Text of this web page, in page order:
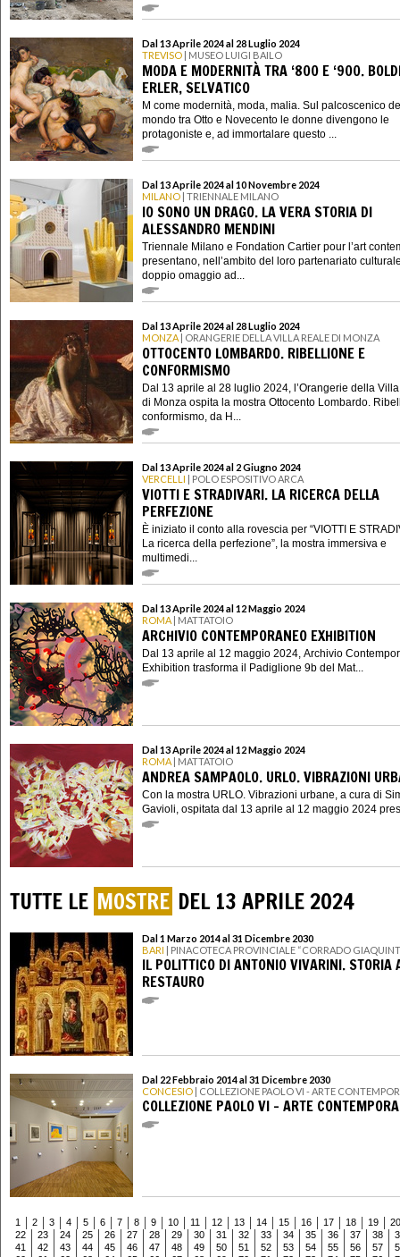
Dal 13 Aprile 2024 al 28 Luglio 2024
TREVISO | MUSEO LUIGI BAILO
MODA E MODERNITÀ TRA ‘800 E ‘900.
ERLER, SELVATICO
M come modernità, moda, malia. Sul palcoscenico
mondo tra Otto e Novecento le donne divengono le
protagoniste e, ad immortalare questo ...
Dal 13 Aprile 2024 al 10 Novembre 2024
MILANO | TRIENNALE MILANO
IO SONO UN DRAGO. LA VERA STORIA DI
ALESSANDRO MENDINI
Triennale Milano e Fondation Cartier pour l’art
presentano, nell’ambito del loro partenariato
doppio omaggio ad...
Dal 13 Aprile 2024 al 28 Luglio 2024
MONZA | ORANGERIE DELLA VILLA REALE DI MONZA
OTTOCENTO LOMBARDO. RIBELLIONE E
CONFORMISMO
Dal 13 aprile al 28 luglio 2024, l’Orangerie della
di Monza ospita la mostra Ottocento Lombardo.
conformismo, da H...
Dal 13 Aprile 2024 al 2 Giugno 2024
VERCELLI | POLO ESPOSITIVO ARCA
VIOTTI E STRADIVARI. LA RICERCA DELLA
PERFEZIONE
È iniziato il conto alla rovescia per “VIOTTI E
La ricerca della perfezione”, la mostra immersiva e
multimedi...
Dal 13 Aprile 2024 al 12 Maggio 2024
ROMA | MATTATOIO
ARCHIVIO CONTEMPORANEO EXHIBITION
Dal 13 aprile al 12 maggio 2024, Archivio
Exhibition trasforma il Padiglione 9b del Mat...
Dal 13 Aprile 2024 al 12 Maggio 2024
ROMA | MATTATOIO
ANDREA SAMPAOLO. URLO. VIBRAZIONI
Con la mostra URLO. Vibrazioni urbane, a cura di
Gavioli, ospitata dal 13 aprile al 12 maggio 2024
TUTTE LE MOSTRE DEL 13 APRILE 2024
Dal 1 Marzo 2014 al 31 Dicembre 2030
BARI | PINACOTECA PROVINCIALE “CORRADO
IL POLITTICO DI ANTONIO VIVARINI. STORIA
RESTAURO
Dal 22 Febbraio 2014 al 31 Dicembre 2030
CONCESIO | COLLEZIONE PAOLO VI - ARTE
COLLEZIONE PAOLO VI - ARTE
1 2 3 4 5 6 7 8 9 10 11 12 13 14 15 16 17 18 19
20
22
23 24 25 26 27 28 29 30 31 32 33 34 35 36 37 38
41
42 43 44 45 46 47 48 49 50 51 52 53 54 55 56 57